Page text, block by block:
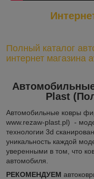
Полный каталог
интернет магазина
Plast
Автомобильные ковры
www.rezaw-plast.pl) -
технологии 3d
уникальность каждой
уверенными в том, что
автомобиля.
РЕКОМЕНДУЕМ